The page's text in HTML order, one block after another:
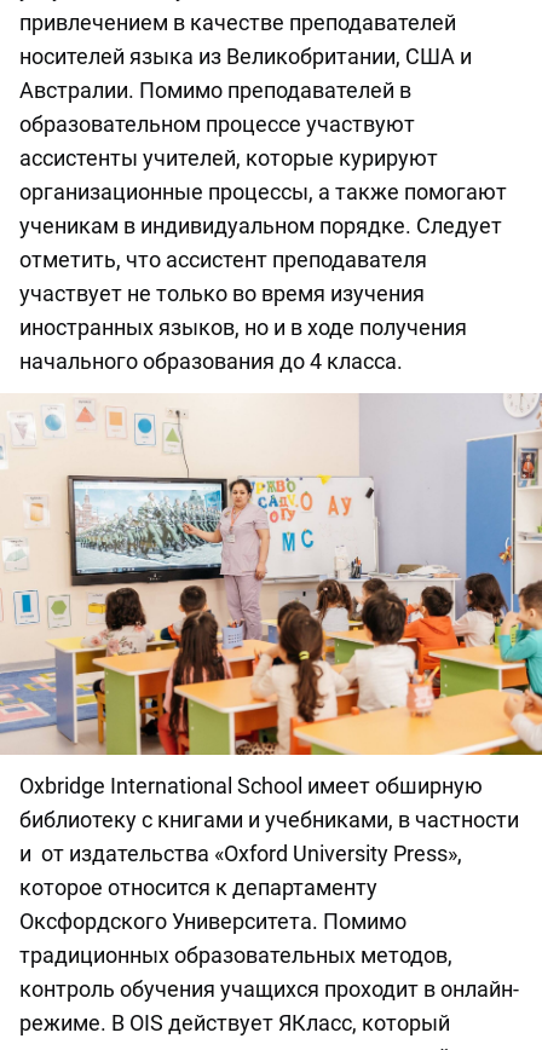
привлечением в качестве преподавателей
носителей языка из Великобритании, США и
Австралии. Помимо преподавателей в
образовательном процессе участвуют
ассистенты учителей, которые курируют
организационные процессы, а также помогают
ученикам в индивидуальном порядке. Следует
отметить, что ассистент преподавателя
участвует не только во время изучения
иностранных языков, но и в ходе получения
начального образования до 4 класса.
Oxbridge International School имеет обширную
библиотеку с книгами и учебниками, в частности
и от издательства «Oxford University Press»,
которое относится к департаменту
Оксфордского Университета. Помимо
традиционных образовательных методов,
контроль обучения учащихся проходит в онлайн-
режиме. В OIS действует ЯКласс, который